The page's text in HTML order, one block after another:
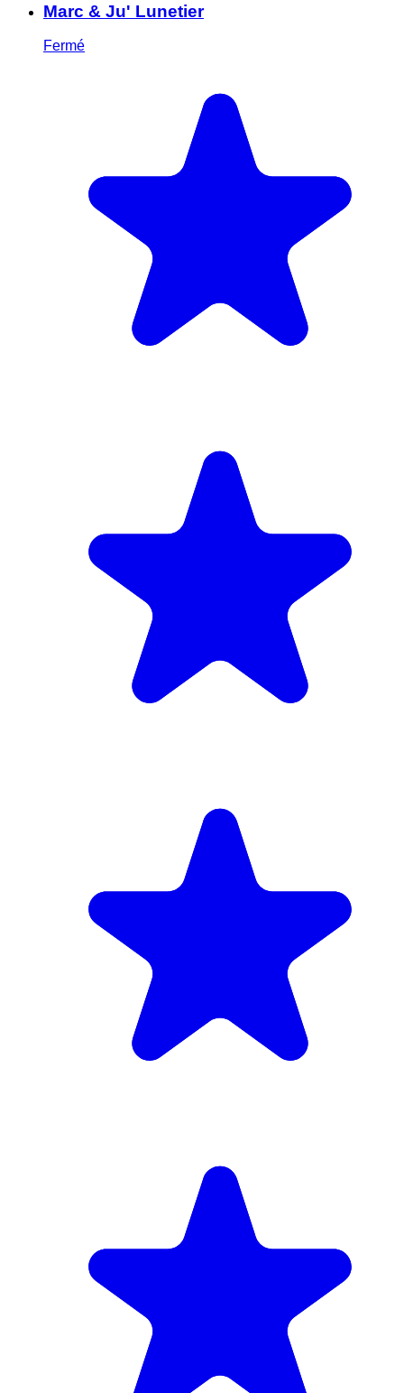
Marc & Ju' Lunetier
Fermé